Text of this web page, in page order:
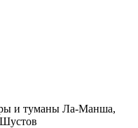
и туманы Ла-Манша,